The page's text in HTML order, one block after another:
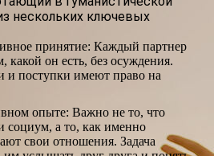
нескольких ключевых
принятие: Каждый партнер
какой он есть, без осуждения.
и поступки имеют право на
опыте: Важно не то, что
социум, а то, как именно
свои отношения. Задача